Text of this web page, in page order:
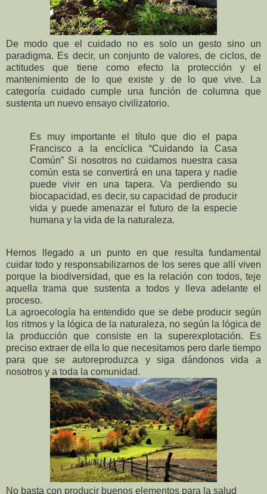
De modo que el cuidado no es solo un gesto sino un
paradigma. Es decir, un conjunto de valores, de ciclos, de
actitudes que tiene como efecto la protección y el
mantenimiento de lo que existe y de lo que vive. La
categoría cuidado cumple una función de columna que
sustenta un nuevo ensayo civilizatorio.
Es muy importante el título que dio el papa
Francisco a la encíclica “Cuidando la Casa
Común” Si nosotros no cuidamos nuestra casa
común esta se convertirá en una tapera y nadie
puede vivir en una tapera. Va perdiendo su
biocapacidad, es decir, su capacidad de producir
vida y puede amenazar el futuro de la especie
humana y la vida de la naturaleza.
Hemos llegado a un punto en que resulta fundamental
cuidar todo y responsabilizarnos de los seres que allí viven
porque la biodiversidad, que es la relación con todos, teje
aquella trama que sustenta a todos y lleva adelante el
proceso.
La agroecología ha entendido que se debe producir según
los ritmos y la lógica de la naturaleza, no según la lógica de
la producción que consiste en la superexplotación. Es
preciso extraer de ella lo que necesitamos pero darle tiempo
para que se autoreproduzca y siga dándonos vida a
nosotros y a toda la comunidad.
No basta con producir buenos elementos para la salud